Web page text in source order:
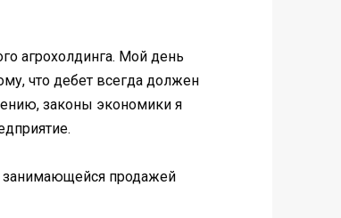
агрохолдинга. Мой день
что дебет всегда должен
законы экономики я
занимающейся продажей